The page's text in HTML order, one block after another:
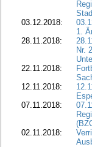
03.12.2018:
1.
28.11.2018:
Nr.
22.11.2018:
12.11.2018:
07.11.2018:
02.11.2018: